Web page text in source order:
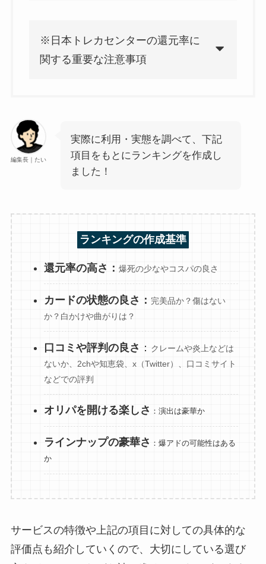
※日本トレカセンターの還元率に
関する重要な注意事項
編集長｜たい
実際に利用・実態を調べて、下記
項目をもとにランキングを作成し
ました！
ランキングの作成基準
還元率の高さ： 爆死の少なやコスパの良さ
カードの状態の良さ： 完美品か？傷はない
か？白かけや曲がりは？
口コミや評判の良さ ： クレームや炎上などは
ないか、2chや知恵袋、x（Twitter）、口コミサイト
などでの評判
オリパを開ける楽しさ ： 演出は豪華か
ラインナップの豪華さ ： 爆アドの可能性はある
か
サービスの特徴や上記の項目に対しての具体的な
評価点も紹介していくので、大切にしている選び